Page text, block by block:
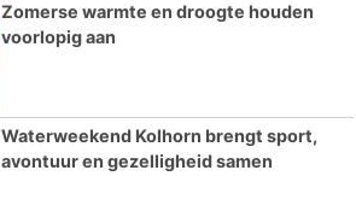
Zomerse warmte en droogte houden
voorlopig aan
Waterweekend Kolhorn brengt sport,
avontuur en gezelligheid samen